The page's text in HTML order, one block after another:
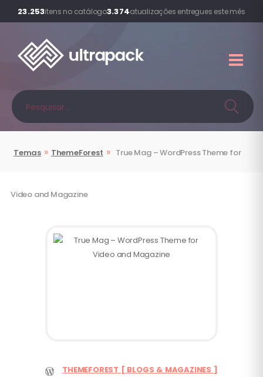
23.253itens no catálogo3.374atualizações entregues este mês
Temas » ThemeForest » True Mag – WordPress Theme for
Video and Magazine
THEMEFOREST [ BLOGS & MAGAZINES ]